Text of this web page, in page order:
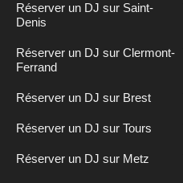
Réserver un DJ sur Saint-
Denis
Réserver un DJ sur Clermont-
Ferrand
Réserver un DJ sur Brest
Réserver un DJ sur Tours
Réserver un DJ sur Metz